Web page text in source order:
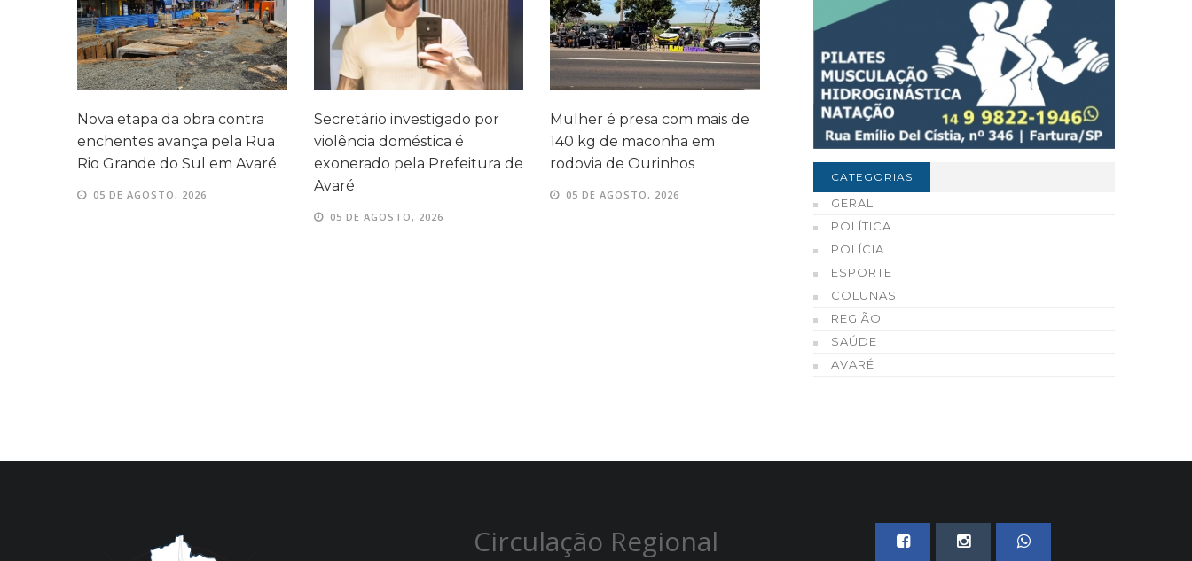
Nova etapa da obra contra
enchentes avança pela Rua
Rio Grande do Sul em Avaré
05 DE AGOSTO, 2026
Secretário investigado por
violência doméstica é
exonerado pela Prefeitura de
Avaré
05 DE AGOSTO, 2026
Mulher é presa com mais de
140 kg de maconha em
rodovia de Ourinhos
05 DE AGOSTO, 2026
Justiça condena homem a 28
anos de prisão por homicídio
qualificado de idoso em
Itapeva
Sebrae Ourinhos realiza
encontro para
CATEGORIAS
GERAL
POLÍTICA
POLÍCIA
ESPORTE
COLUNAS
REGIÃO
SAÚDE
AVARÉ
Circulação Regional